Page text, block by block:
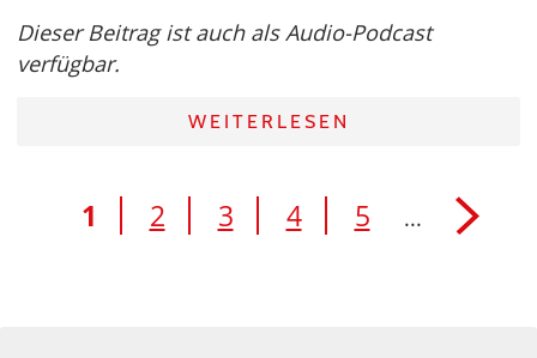
Dieser Beitrag ist auch als Audio-Podcast
verfügbar.
WEITERLESEN
1 2 3 4 5 ...